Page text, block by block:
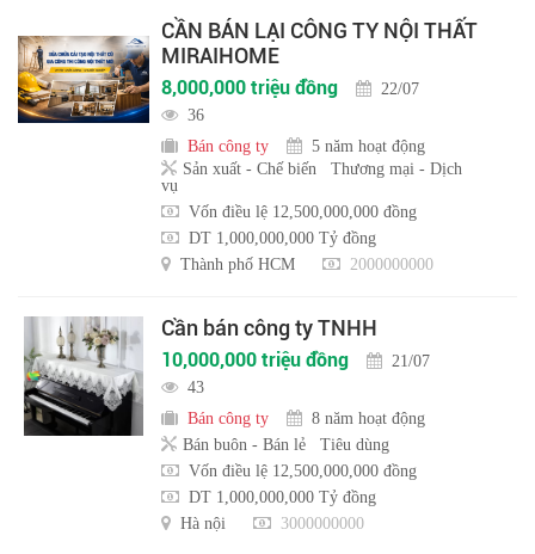
CẦN BÁN LẠI CÔNG TY NỘI THẤT
MIRAIHOME
8,000,000 triệu đồng
22/07
36
Bán công ty
5 năm hoạt động
Sản xuất - Chế biến
Thương mại - Dịch
vụ
Vốn điều lệ 12,500,000,000 đồng
DT 1,000,000,000 Tỷ đồng
Thành phố HCM
2000000000
Cần bán công ty TNHH
10,000,000 triệu đồng
21/07
43
Bán công ty
8 năm hoạt động
Bán buôn - Bán lẻ
Tiêu dùng
Vốn điều lệ 12,500,000,000 đồng
DT 1,000,000,000 Tỷ đồng
Hà nội
3000000000